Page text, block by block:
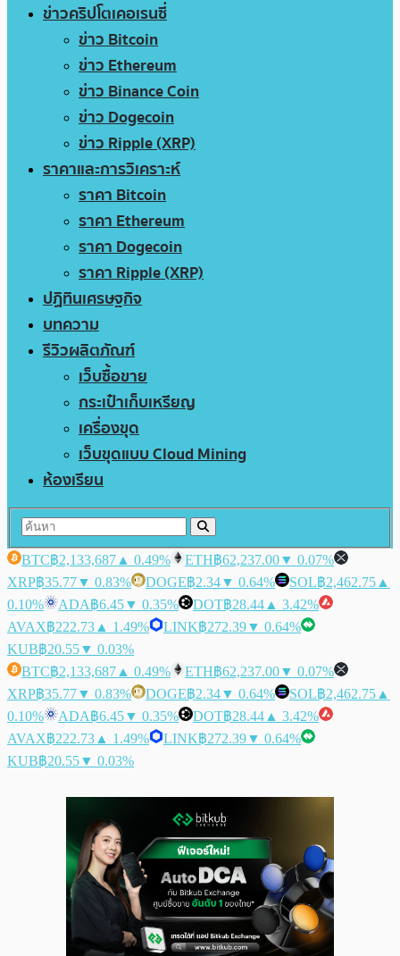
ข่าวคริปโตเคอเรนซี่
ข่าว Bitcoin
ข่าว Ethereum
ข่าว Binance Coin
ข่าว Dogecoin
ข่าว Ripple (XRP)
ราคาและการวิเคราะห์
ราคา Bitcoin
ราคา Ethereum
ราคา Dogecoin
ราคา Ripple (XRP)
ปฏิทินเศรษฐกิจ
บทความ
รีวิวผลิตภัณฑ์
เว็บซื้อขาย
กระเป๋าเก็บเหรียญ
เครื่องขุด
เว็บขุดแบบ Cloud Mining
ห้องเรียน
BTC฿2,133,687 ▲ 0.49% ETH฿62,237.00▼ 0.07%
XRP฿35.77▼ 0.83% DOGE฿2.34▼ 0.64% SOL฿2,462.75 ▲
0.10%
ADA฿6.45▼ 0.35% DOT฿28.44 ▲ 3.42%
AVAX฿222.73 ▲ 1.49% LINK฿272.39▼ 0.64%
KUB฿20.55▼ 0.03%
BTC฿2,133,687 ▲ 0.49% ETH฿62,237.00▼ 0.07%
XRP฿35.77▼ 0.83% DOGE฿2.34▼ 0.64% SOL฿2,462.75 ▲
0.10%
ADA฿6.45▼ 0.35% DOT฿28.44 ▲ 3.42%
AVAX฿222.73 ▲ 1.49% LINK฿272.39▼ 0.64%
KUB฿20.55▼ 0.03%